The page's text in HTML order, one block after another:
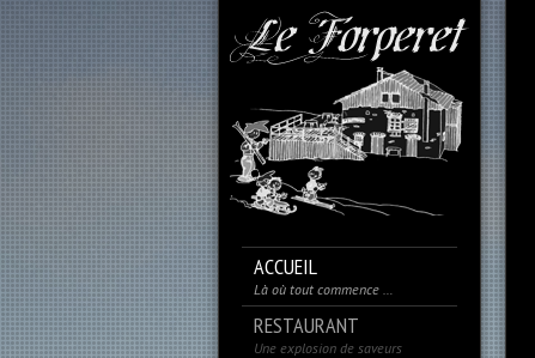
ACCUEIL
Là où tout commence …
RESTAURANT
Une explosion de saveurs